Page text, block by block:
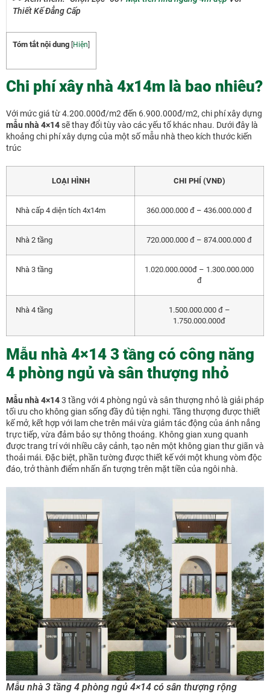
Thiết Kế Đẳng Cấp
Tóm tắt nội dung Hiện
Chi phí xây nhà 4x14m là bao nhiêu?
Với mức giá từ 4.200.000đ/m2 đến 6.900.000đ/m2, chi phí xây dựng
mẫu nhà 4×14sẽ thay đổi tùy vào các yếu tố khác nhau. Dưới đây là
khoảng chi phí xây dựng của một số mẫu nhà theo kích thước kiến
trúc
LOẠI HÌNH CHI PHÍ (VNĐ)
Nhà cấp 4 diện tích 4x14m 360.000.000 đ – 436.000.000 đ
Nhà 2 tầng 720.000.000 đ – 874.000.000 đ
Nhà 3 tầng
1.020.000.000đ – 1.300.000.000
đ
Nhà 4 tầng
1.500.000.000 đ –
1.750.000.000đ
Mẫu nhà 4×14 3 tầng có công năng
4 phòng ngủ và sân thượng nhỏ
Mẫu nhà 4×143 tầng với 4 phòng ngủ và sân thượng nhỏ là giải pháp
tối ưu cho không gian sống đầy đủ tiện nghi. Tầng thượng được thiết
kế mở, kết hợp với lam che trên mái vừa giảm tác động của ánh nắng
trực tiếp, vừa đảm bảo sự thông thoáng. Không gian xung quanh
được trang trí với nhiều cây cảnh, tạo nên một không gian thư giãn và
thoải mái. Đặc biệt, phần tường được thiết kế với một khung vòm độc
đáo, trở thành điểm nhấn ấn tượng trên mặt tiền của ngôi nhà.
Mẫu nhà 3 tầng 4 phòng ngủ 4×14 có sân thượng rộng